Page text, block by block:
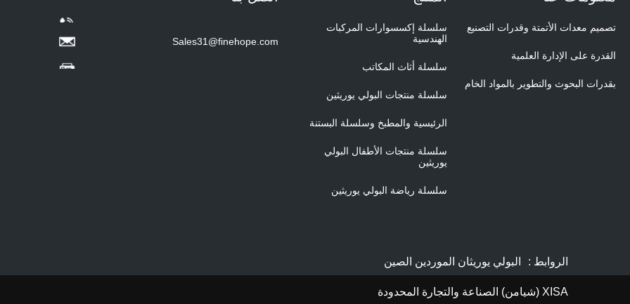
Diaper Changing Pad
Portable Changing
Waterproof Baby Pu
تصميم معدات الأتمتة وقدرات التصنيع
القدرة على الإدارة العلمية
بقدرات البحوث والتطوير بالمواد الخام
سلسلة إكسسوارات المركبات
الهندسية
سلسلة أثاث المكاتب
سلسلة منتجات البولي يوريثين
الرئيسية والمطبخ وسلسلة البستنة
سلسلة منتجات الأطفال البولي
يوريثين
سلسلة رياضة البولي يوريثين
Sales31@finehope.com
الروابط : البولي يوريثان الموردين الصين
XISA (شيامن) الصناعة والتجارة المحدودة